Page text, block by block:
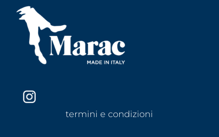
termini e condizioni